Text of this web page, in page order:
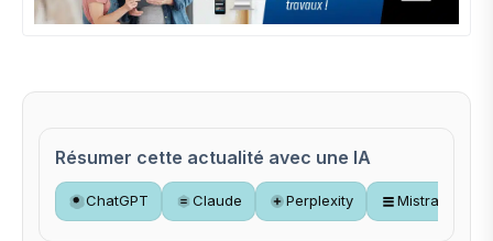
Résumer cette actualité avec une IA
ChatGPT Claude Perplexity Mistral